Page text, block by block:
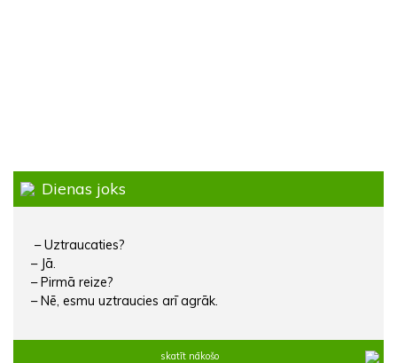
Dienas joks
– Uztraucaties?
– Jā.
– Pirmā reize?
– Nē, esmu uztraucies arī agrāk.
skatīt nākošo